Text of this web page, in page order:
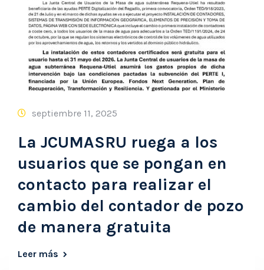
septiembre 11, 2025
La JCUMASRU ruega a los
usuarios que se pongan en
contacto para realizar el
cambio del contador de pozo
de manera gratuita
Leer más